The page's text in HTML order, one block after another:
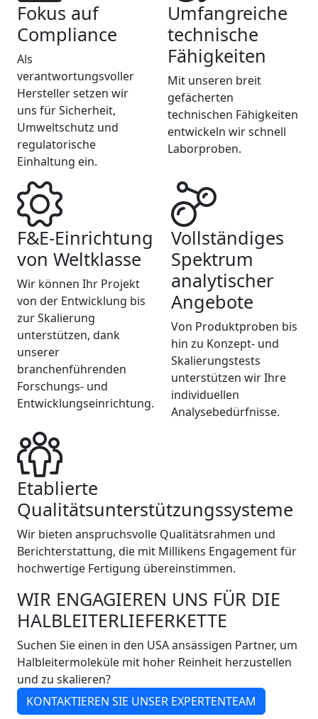
Fokus auf
Compliance
Als
verantwortungsvoller
Hersteller setzen wir
uns für Sicherheit,
Umweltschutz und
regulatorische
Einhaltung ein.
Umfangreiche
technische
Fähigkeiten
Mit unseren breit
gefächerten
technischen Fähigkeiten
entwickeln wir schnell
Laborproben.
F&E-Einrichtung
von Weltklasse
Wir können Ihr Projekt
von der Entwicklung bis
zur Skalierung
unterstützen, dank
unserer
branchenführenden
Forschungs- und
Entwicklungseinrichtung.
Vollständiges
Spektrum
analytischer
Angebote
Von Produktproben bis
hin zu Konzept- und
Skalierungstests
unterstützen wir Ihre
individuellen
Analysebedürfnisse.
Etablierte
Qualitätsunterstützungssysteme
Wir bieten anspruchsvolle Qualitätsrahmen und
Berichterstattung, die mit Millikens Engagement für
hochwertige Fertigung übereinstimmen.
WIR ENGAGIEREN UNS FÜR DIE
HALBLEITERLIEFERKETTE
Suchen Sie einen in den USA ansässigen Partner, um
Halbleitermoleküle mit hoher Reinheit herzustellen
und zu skalieren?
KONTAKTIEREN SIE UNSER EXPERTENTEAM